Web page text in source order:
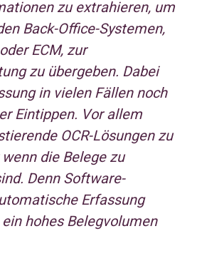
zu extrahieren, um
Back-Office-Systemen,
ECM, zur
zu übergeben. Dabei
in vielen Fällen noch
Eintippen. Vor allem
OCR-Lösungen zu
die Belege zu
Denn Software-
Erfassung
hohes Belegvolumen